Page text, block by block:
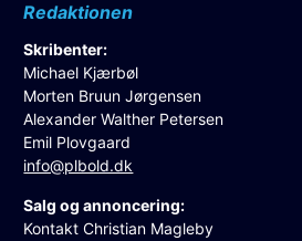
Redaktionen
Skribenter:
Michael Kjærbøl
Morten Bruun Jørgensen
Alexander Walther Petersen
Emil Plovgaard
info@plbold.dk
Salg og annoncering:
Kontakt Christian Magleby